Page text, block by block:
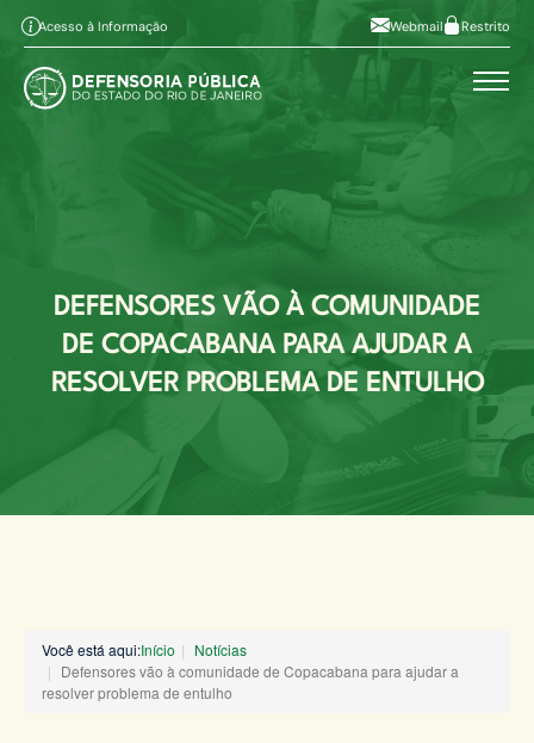
Pular para o conteúdo principal
Ir ao conteúdo Alt+2
Alt+4
A Aumentar fonte Alt+6
Mapa do site
Acesso à Informação Webmail Restrito
DEFENSORES VÃO À COMUNIDADE
DE COPACABANA PARA AJUDAR A
RESOLVER PROBLEMA DE ENTULHO
Você está aqui:Início
Notícias
Defensores vão à comunidade de Copacabana para ajudar a
resolver problema de entulho